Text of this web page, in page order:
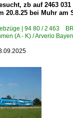
zb auf 2463
20.8.25 bei Muhr am
| 94 80 / 2 463
(A - K) / Arverio